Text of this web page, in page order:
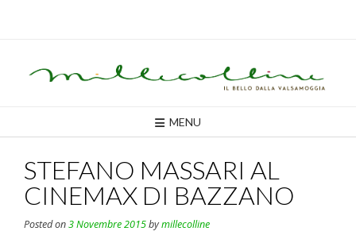
MENU
STEFANO MASSARI AL
CINEMAX DI BAZZANO
Posted on3 Novembre 2015bymillecolline